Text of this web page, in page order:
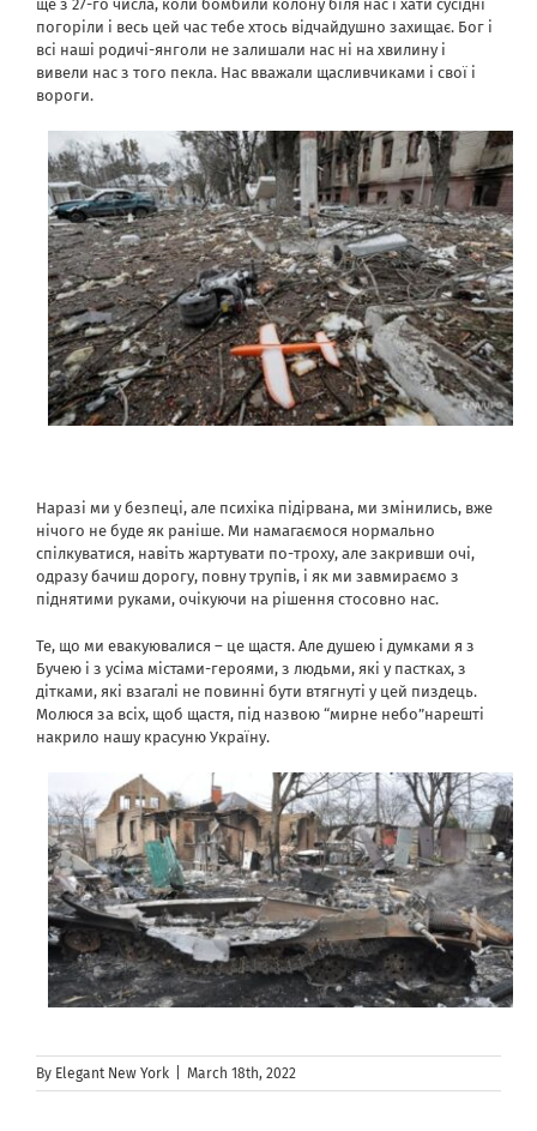
ще з 27-го числа, коли бомбили колону біля нас і хати сусідні
погоріли і весь цей час тебе хтось відчайдушно захищає. Бог і
всі наші родичі-янголи не залишали нас ні на хвилину і
вивели нас з того пекла. Нас вважали щасливчиками і свої і
вороги.
Наразі ми у безпеці, але психіка підірвана, ми змінились, вже
нічого не буде як раніше. Ми намагаємося нормально
спілкуватися, навіть жартувати по-троху, але закривши очі,
одразу бачиш дорогу, повну трупів, і як ми завмираємо з
піднятими руками, очікуючи на рішення стосовно нас.
Те, що ми евакуювалися – це щастя. Але душею і думками я з
Бучею і з усіма містами-героями, з людьми, які у пастках, з
дітками, які взагалі не повинні бути втягнуті у цей пиздець.
Молюся за всіх, щоб щастя, під назвою “мирне небо”нарешті
накрило нашу красуню Україну.
By Elegant New York March 18th, 2022